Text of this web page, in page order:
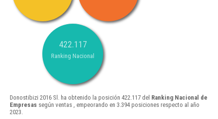
422.117
Ranking Nacional
Donostibizi 2016 Sl. ha obtenido la posición 422.117 del Ranking Nacional de
Empresas según ventas , empeorando en 3.394 posiciones respecto al año
2023.